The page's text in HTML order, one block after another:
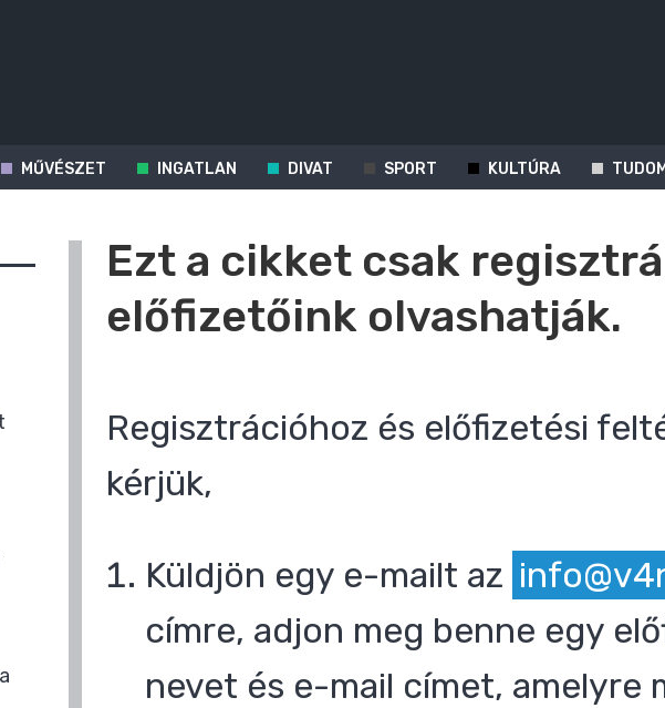
MŰVÉSZET INGATLAN DIVAT SPORT KULTÚRA
Ezt a cikket csak
előfizetőink olvashatják.
Regisztrációhoz és előfizetési
kérjük,
Küldjön egy e-mailt az
címre, adjon meg benne egy
nevet és e-mail címet, amelyre